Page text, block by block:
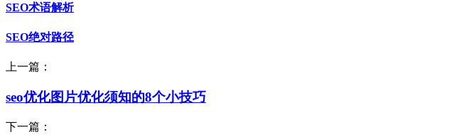
SEO术语解析
SEO绝对路径
上一篇：
seo优化图片优化须知的8个小技巧
下一篇：